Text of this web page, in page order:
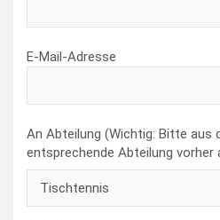
E-Mail-Adresse
An Abteilung (Wichtig: Bitte aus
entsprechende Abteilung vorher